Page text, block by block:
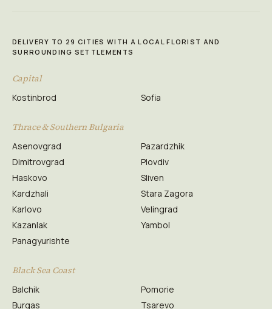
DELIVERY TO 29 CITIES WITH A LOCAL FLORIST AND
SURROUNDING SETTLEMENTS
Capital
Kostinbrod Sofia
Thrace & Southern Bulgaria
Asenovgrad
Dimitrovgrad
Haskovo
Kardzhali
Karlovo
Kazanlak
Panagyurishte
Pazardzhik
Plovdiv
Sliven
Stara Zagora
Velingrad
Yambol
Black Sea Coast
Balchik
Burgas
Pomorie
Tsarevo